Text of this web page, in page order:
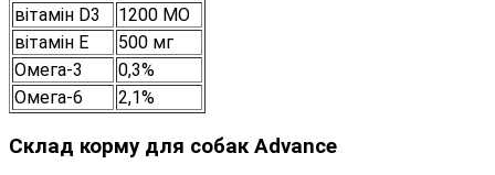
вітамін D3
1200 МО
вітамін E
500 мг
Омега-3
0,3%
Омега-6
2,1%
Склад корму для собак Advance